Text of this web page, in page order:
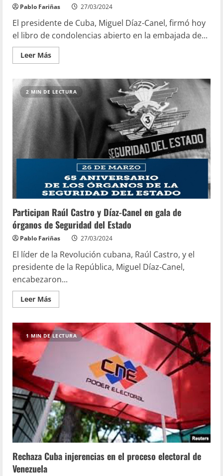
Pablo Fariñas 27/03/2024
El presidente de Cuba, Miguel Díaz-Canel, firmó hoy
el libro de condolencias abierto en la embajada de...
Leer Más
2 MIN DE LECTURA
Participan Raúl Castro y Díaz-Canel en gala de
órganos de Seguridad del Estado
Pablo Fariñas 27/03/2024
El líder de la Revolución cubana, Raúl Castro, y el
presidente de la República, Miguel Díaz-Canel,
encabezaron...
Leer Más
1 MIN DE LECTURA
Rechaza Cuba injerencias en el proceso electoral de
Venezuela